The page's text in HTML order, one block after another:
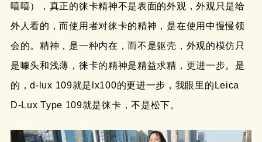
嘻嘻），真正的徕卡精神不是表面的外观，外观只是给
外人看的，而使用者对徕卡的精神，是在使用中慢慢领
会的。精神，是一种内在，而不是躯壳，外观的模仿只
是噱头和浅薄，徕卡的精神是精益求精，更进一步。是
的，d-lux 109就是lx100的更进一步，我眼里的Leica
D-Lux Type 109就是徕卡，不是松下。